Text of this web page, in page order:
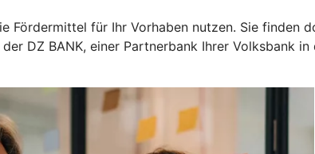
Fördermittel für Ihr Vorhaben nutzen. Sie
DZ BANK, einer Partnerbank Ihrer Volksbank in